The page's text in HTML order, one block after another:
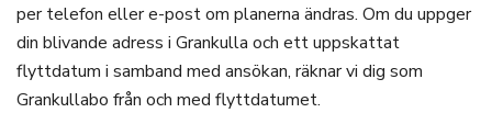
per telefon eller e-post om planerna ändras. Om du uppger
din blivande adress i Grankulla och ett uppskattat
flyttdatum i samband med ansökan, räknar vi dig som
Grankullabo från och med flyttdatumet.